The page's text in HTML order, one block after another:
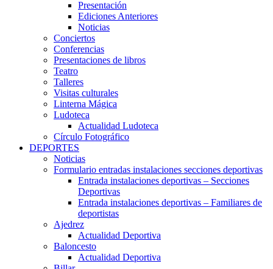
Presentación
Ediciones Anteriores
Noticias
Conciertos
Conferencias
Presentaciones de libros
Teatro
Talleres
Visitas culturales
Linterna Mágica
Ludoteca
Actualidad Ludoteca
Círculo Fotográfico
DEPORTES
Noticias
Formulario entradas instalaciones secciones deportivas
Entrada instalaciones deportivas – Secciones
Deportivas
Entrada instalaciones deportivas – Familiares de
deportistas
Ajedrez
Actualidad Deportiva
Baloncesto
Actualidad Deportiva